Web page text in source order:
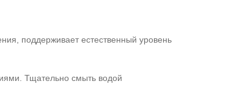
поддерживает естественный уровень
Тщательно смыть водой